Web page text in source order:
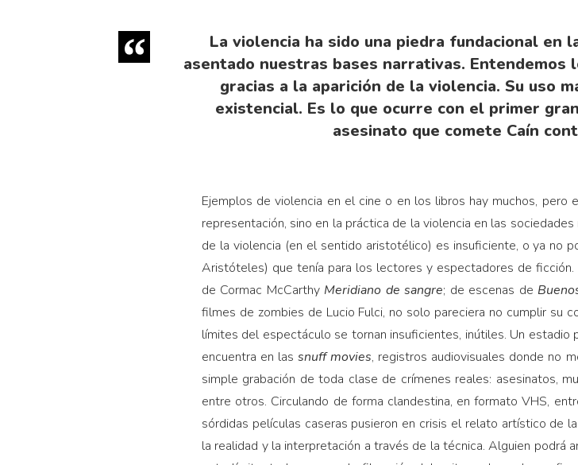
La violencia ha sido una piedra fundacional en
asentado nuestras bases narrativas.
gracias a la aparición de la violencia. Su uso
existencial. Es lo que ocurre con el primer
asesinato que comete Caín
Ejemplos de violencia en el cine o en los libros hay muchos,
representación, sino en la práctica de la violencia en las
de la violencia (en el sentido aristotélico) es insuficiente, o ya no
Aristóteles) que tenía para los lectores y espectadores de
de Cormac McCarthy Meridiano de sangre; de escenas de
filmes de zombies de Lucio Fulci, no solo pareciera no cumplir su
límites del espectáculo se tornan insuficientes, inútiles. Un
encuentra en lassnuff movies, registros audiovisuales donde no
simple grabación de toda clase de crímenes reales: asesinatos,
entre otros. Circulando de forma clandestina, en formato VHS,
sórdidas películas caseras pusieron en crisis el relato artístico de
la realidad y la interpretación a través de la técnica. Alguien podrá